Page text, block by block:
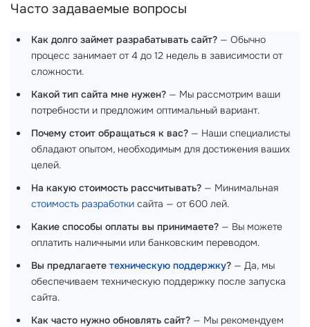
Часто задаваемые вопросы
Как долго займет разрабатывать сайт? — Обычно
процесс занимает от 4 до 12 недель в зависимости от
сложности.
Какой тип сайта мне нужен? — Мы рассмотрим ваши
потребности и предложим оптимальный вариант.
Почему стоит обращаться к вас? — Наши специалисты
обладают опытом, необходимым для достижения ваших
целей.
На какую стоимость рассчитывать? — Минимальная
стоимость разработки сайта — от 600 лей.
Какие способы оплаты вы принимаете? — Вы можете
оплатить наличными или банковским переводом.
Вы предлагаете техническую поддержку? — Да, мы
обеспечиваем техническую поддержку после запуска
сайта.
Как часто нужно обновлять сайт? — Мы рекомендуем